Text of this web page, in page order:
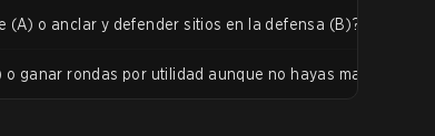
(A) o anclar y defender sitios en la defensa (B)?
ganar rondas por utilidad aunque no hayas matado a